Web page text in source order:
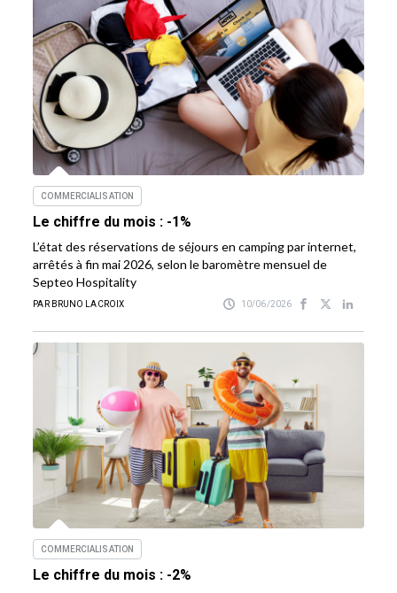
COMMERCIALISATION
Le chiffre du mois : -1%
L’état des réservations de séjours en camping par internet,
arrêtés à fin mai 2026, selon le baromètre mensuel de
Septeo Hospitality
PAR BRUNO LACROIX 10/06/2026
COMMERCIALISATION
Le chiffre du mois : -2%